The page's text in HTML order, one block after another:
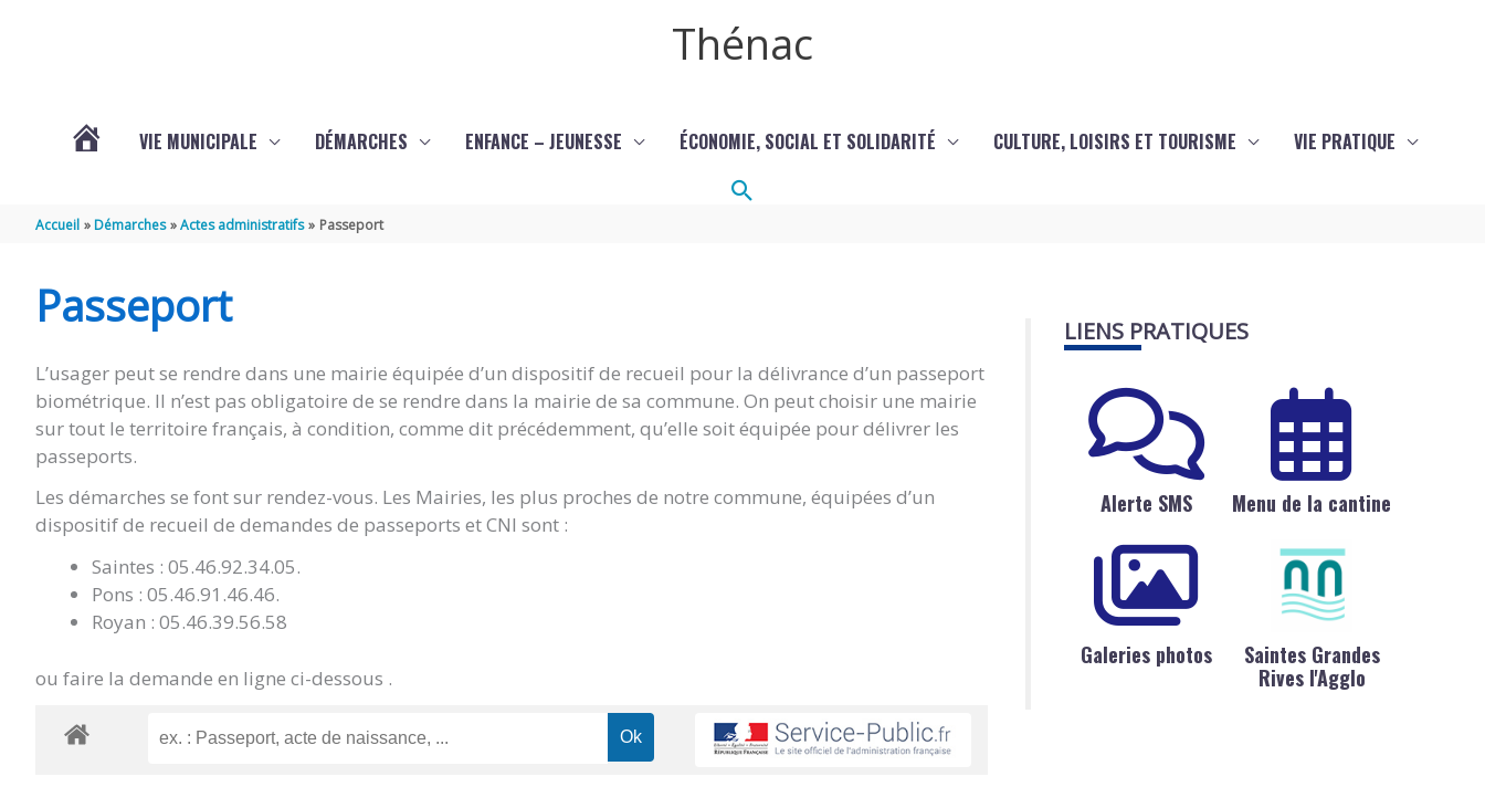
Thénac
THÉNAC
VIE MUNICIPALE DÉMARCHES ENFANCE – JEUNESSE ÉCONOMIE, SOCIAL ET SOLIDARITÉ CULTURE, LOISIRS ET TOURISME VIE PRATIQUE
Rechercher
Accueil Démarches Actes administratifs Passeport
Passeport
L’usager peut se rendre dans une mairie équipée d’un dispositif de recueil pour la délivrance d’un passeport
biométrique. Il n’est pas obligatoire de se rendre dans la mairie de sa commune. On peut choisir une mairie
sur tout le territoire français, à condition, comme dit précédemment, qu’elle soit équipée pour délivrer les
passeports.
Les démarches se font sur rendez-vous. Les Mairies, les plus proches de notre commune, équipées d’un
dispositif de recueil de demandes de passeports et CNI sont :
Saintes : 05.46.92.34.05.
Pons : 05.46.91.46.46.
Royan : 05.46.39.56.58
ou faire la demande en ligne ci-dessous .
LIENS PRATIQUES
Alerte SMS Menu de la cantine
Galeries photos
Saintes Grandes
Rives l'Agglo